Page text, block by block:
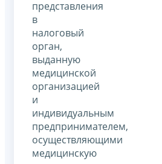
представления
в
налоговый
орган,
выданную
медицинской
организацией
и
индивидуальным
предпринимателем,
осуществляющими
медицинскую